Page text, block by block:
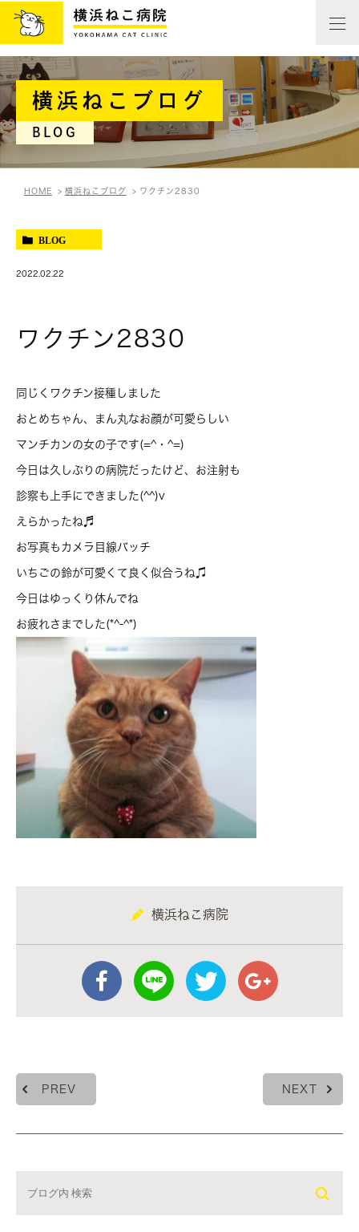
横浜ねこブログ
BLOG
HOME 横浜ねこブログ ワクチン2830
BLOG
2022.02.22
ワクチン2830
同じくワクチン接種しました
おとめちゃん、まん丸なお顔が可愛らしい
マンチカンの女の子です(=^・^=)
今日は久しぶりの病院だったけど、お注射も
診察も上手にできました(^^)v
えらかったね♬
お写真もカメラ目線バッチ
いちごの鈴が可愛くて良く似合うね♫
今日はゆっくり休んでね
お疲れさまでした(*^-^*)
横浜ねこ病院
PREV NEXT